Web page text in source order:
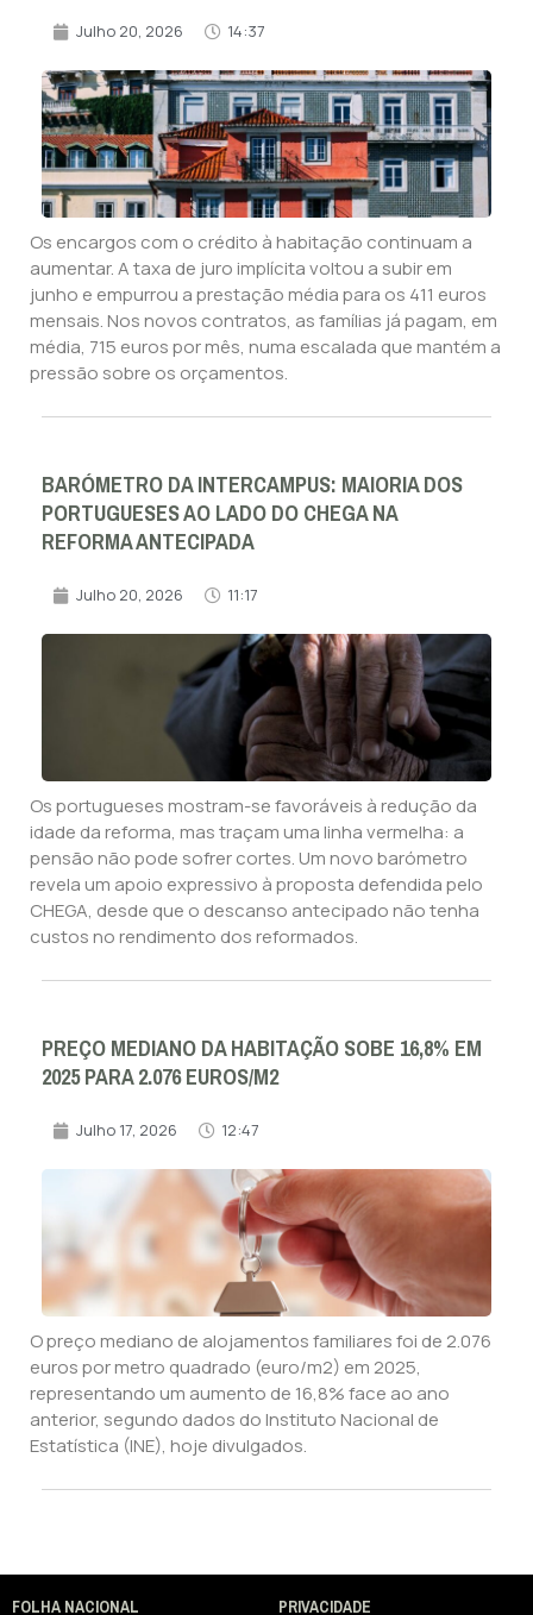
Julho 20, 2026 14:37
Os encargos com o crédito à habitação continuam a
aumentar. A taxa de juro implícita voltou a subir em
junho e empurrou a prestação média para os 411 euros
mensais. Nos novos contratos, as famílias já pagam, em
média, 715 euros por mês, numa escalada que mantém a
pressão sobre os orçamentos.
BARÓMETRO DA INTERCAMPUS: MAIORIA DOS
PORTUGUESES AO LADO DO CHEGA NA
REFORMA ANTECIPADA
Julho 20, 2026 11:17
Os portugueses mostram-se favoráveis à redução da
idade da reforma, mas traçam uma linha vermelha: a
pensão não pode sofrer cortes. Um novo barómetro
revela um apoio expressivo à proposta defendida pelo
CHEGA, desde que o descanso antecipado não tenha
custos no rendimento dos reformados.
PREÇO MEDIANO DA HABITAÇÃO SOBE 16,8% EM
2025 PARA 2.076 EUROS/M2
Julho 17, 2026 12:47
O preço mediano de alojamentos familiares foi de 2.076
euros por metro quadrado (euro/m2) em 2025,
representando um aumento de 16,8% face ao ano
anterior, segundo dados do Instituto Nacional de
Estatística (INE), hoje divulgados.
FOLHA NACIONAL PRIVACIDADE